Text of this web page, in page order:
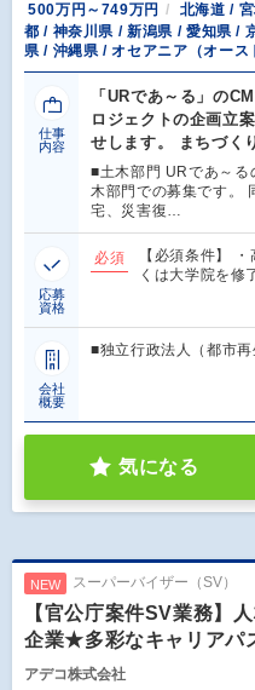
500万円～749万円
北海道 /
都 / 神奈川県 / 新潟県 / 愛知県 /
県 / 沖縄県 / オセアニア（オース
仕事
内容
「URであ～る」の
ロジェクトの企画立
せします。 まちづく
■土木部門 URであ～る
木部門での募集です。
宅、災害復…
応募
資格
必須
【必須条件】
くは大学院を
会社
概要
■独立行政法人（都市再
気になる
NEW スーパーバイザー（SV）
【官公庁案件SV業務】
企業★多彩なキャリアパ
アデコ株式会社